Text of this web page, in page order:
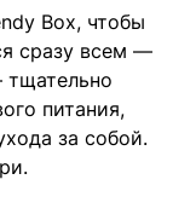
Box, чтобы
сразу всем —
питания,
за собой.